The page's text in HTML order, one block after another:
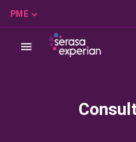
PME